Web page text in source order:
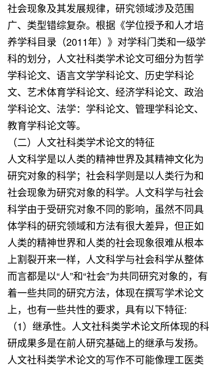
社会现象及其发展规律，研究领域涉及范围
广、类型错综复杂。根据《学位授予和人才培
养学科目录（2011年）》对学科门类和一级学
科的划分，人文社科类学术论文可细分为哲学
学科论文、语言文学学科论文、历史学科论
文、艺术体育学科论文、经济学科论文、政治
学科论文、法学：学科论文、管理学科论文、
教育学科论文等。
（二）人文社科类学术论文的特征
人文科学是以人类的精神世界及其精神文化为
研究对象的科学；社会科学则是以人类行为和
社会现象为研究对象的科学。人文科学与社会
科学由于受研究对象不同的影响，虽然不同具
体学科的研究领域和方法有很大差异，但正如
人类的精神世界和人类的社会现象很难从根本
上割裂开来一样，人文科学与社会科学从整体
而言都是以“人”和“社会”为共同研究对象的，有
着一些共同的研究方法，体现在撰写学术论文
上，也有一些共性的要求，具有以下特征:
（1）继承性。人文社科类学术论文所体现的科
研成果多是在前人研究基础上的继承与发扬。
人文社科类学术论文的写作不可能像理工医类